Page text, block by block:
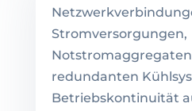
Stromversorgungen,
redundanten
Betriebskontinuität